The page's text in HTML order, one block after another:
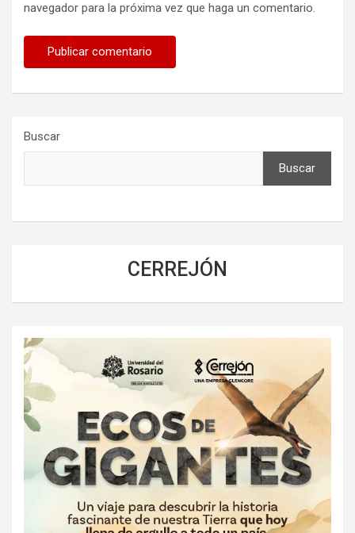
navegador para la próxima vez que haga un comentario.
Buscar
Buscar
CERREJÓN